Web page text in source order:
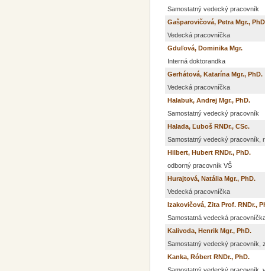
Samostatný vedecký pracovník
Gašparovičová, Petra Mgr.,
Vedecká pracovníčka
Gduľová, Dominika Mgr.
Interná doktorandka
Gerhátová, Katarína Mgr., PhD.
Vedecká pracovníčka
Halabuk, Andrej Mgr., PhD.
Samostatný vedecký pracovník
Halada, Ľuboš RNDr., CSc.
Samostatný vedecký pracovník,
Hilbert, Hubert RNDr., PhD.
odborný pracovník VŠ
Hurajtová, Natália Mgr., PhD.
Vedecká pracovníčka
Izakovičová, Zita Prof. RNDr.,
Samostatná vedecká
Kalivoda, Henrik Mgr., PhD.
Samostatný vedecký pracovník,
Kanka, Róbert RNDr., PhD.